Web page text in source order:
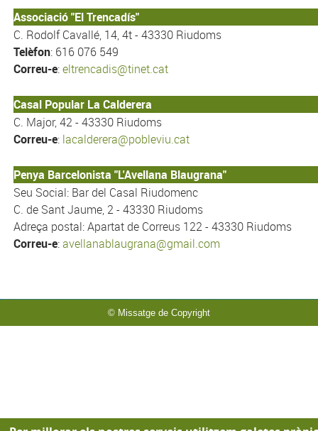
Associació "El Trencadís"
C. Rodolf Cavallé, 14, 4t - 43330 Riudoms
Telèfon: 616 076 549
Correu-e:eltrencadis@tinet.cat
Casal Popular La Calderera
C. Major, 42 - 43330 Riudoms
Correu-e: lacalderera@pobleviu.cat
Penya Barcelonista "L'Avellana Blaugrana"
Seu Social: Bar del Casal Riudomenc
C. de Sant Jaume, 2 - 43330 Riudoms
Adreça postal: Apartat de Correus 122 - 43330 Riudoms
Correu-e:avellanablaugrana@gmail.com
© Missatge de Copyright